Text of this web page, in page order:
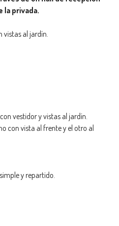
la privada.
vistas al jardín.
vestidor y vistas al jardín.
con vista al frente y el otro al
y repartido.